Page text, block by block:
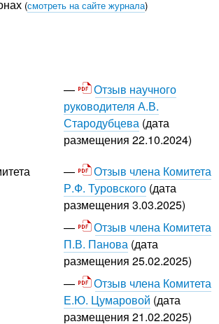
(смотреть на сайте журнала)
Отзыв научного
руководителя А.В.
Стародубцева (дата
размещения 22.10.2024)
Отзыв члена Комитета
Р.Ф. Туровского (дата
размещения 3.03.2025)
Отзыв члена Комитета
П.В. Панова (дата
размещения 25.02.2025)
Отзыв члена Комитета
Е.Ю. Цумаровой (дата
размещения 21.02.2025)